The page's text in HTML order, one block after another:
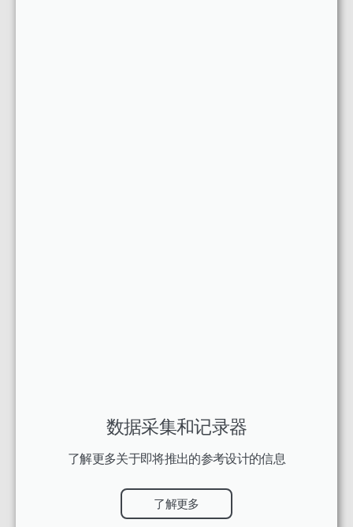
数据采集和记录器
了解更多关于即将推出的参考设计的信息
了解更多